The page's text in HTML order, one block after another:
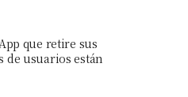
que retire sus
de usuarios están